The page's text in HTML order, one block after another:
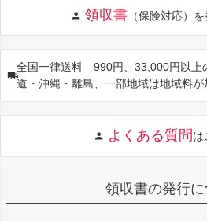
領収書 （保険対応）
全国一律送料 990円、33,000円以上
道・沖縄・離島、一部地域は地域料が
よくある質問
領収書の発行に